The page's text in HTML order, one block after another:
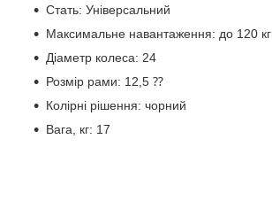
Стать: Універсальний
Максимальне навантаження: до 120 кг
Діаметр колеса: 24
Розмір рами: 12,5 ⁇
Колірні рішення: чорний
Вага, кг: 17